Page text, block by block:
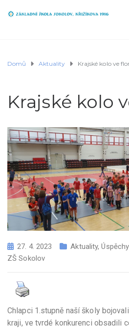
Domů Aktuality Krajské kolo ve
Krajské kolo
27. 4. 2023 Aktuality,
ZŠ Sokolov
Chlapci 1.stupně naší školy
kraji, ve tvrdé konkurenci obsadili